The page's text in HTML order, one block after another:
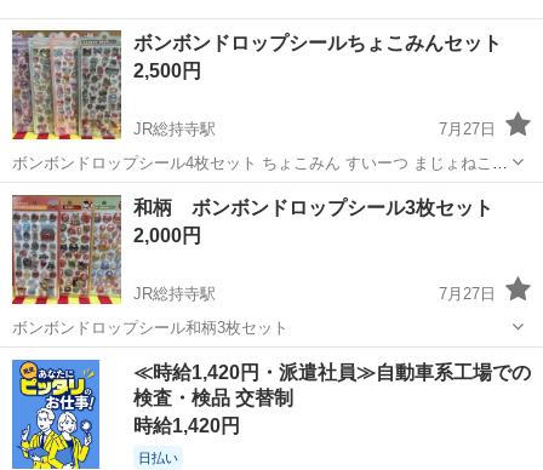
ボンボンドロップシールちょこみんセット
2,500円
JR総持寺駅
7月27日
ボンボンドロップシール4枚セット ちょこみん すいーつ まじょねこ
うぃっしゅ
大阪 茨木市 JR総持寺駅 その他 セット
和柄 ボンボンドロップシール3枚セット
2,000円
JR総持寺駅
7月27日
ボンボンドロップシール和柄3枚セット
大阪 茨木市 JR総持寺駅 その他 和柄
≪時給1,420円・派遣社員≫自動車系工場での
検査・検品 交替制
時給1,420円
日払い